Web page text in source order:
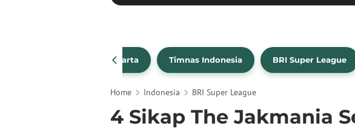
Persija Jakarta Timnas Indonesia BRI Super League
Home Indonesia BRI Super League
4 Sikap The Jakmania